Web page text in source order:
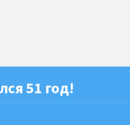
51 год!